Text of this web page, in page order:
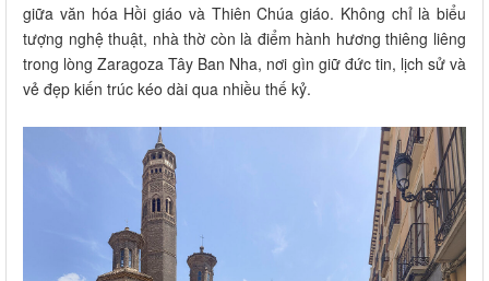
giữa văn hóa Hồi giáo và Thiên Chúa giáo. Không chỉ là biểu
tượng nghệ thuật, nhà thờ còn là điểm hành hương thiêng liêng
trong lòng Zaragoza Tây Ban Nha, nơi gìn giữ đức tin, lịch sử và
vẻ đẹp kiến trúc kéo dài qua nhiều thế kỷ.